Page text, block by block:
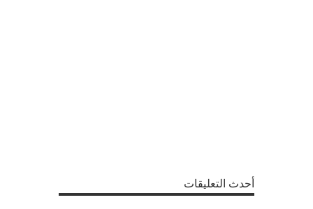
أحدث التعليقات